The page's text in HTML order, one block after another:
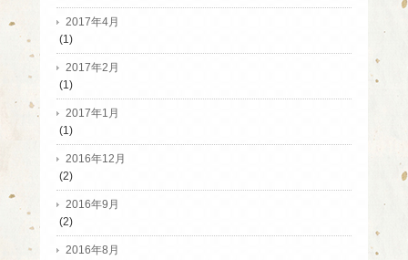
2017年4月
(1)
2017年2月
(1)
2017年1月
(1)
2016年12月
(2)
2016年9月
(2)
2016年8月